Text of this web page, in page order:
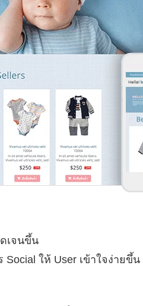
เจนขึ้น
ให้ User เข้าใจง่ายขึ้น